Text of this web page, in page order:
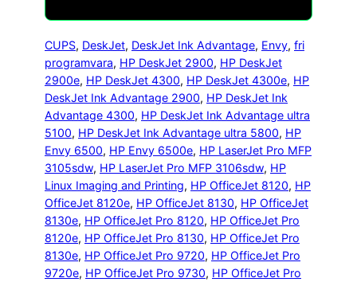
CUPS, DeskJet, DeskJet Ink Advantage, Envy, fri
programvara, HP DeskJet 2900, HP DeskJet
2900e, HP DeskJet 4300, HP DeskJet 4300e, HP
DeskJet Ink Advantage 2900, HP DeskJet Ink
Advantage 4300, HP DeskJet Ink Advantage ultra
5100, HP DeskJet Ink Advantage ultra 5800, HP
Envy 6500, HP Envy 6500e, HP LaserJet Pro MFP
3105sdw, HP LaserJet Pro MFP 3106sdw, HP
Linux Imaging and Printing, HP OfficeJet 8120, HP
OfficeJet 8120e, HP OfficeJet 8130, HP OfficeJet
8130e, HP OfficeJet Pro 8120, HP OfficeJet Pro
8120e, HP OfficeJet Pro 8130, HP OfficeJet Pro
8130e, HP OfficeJet Pro 9720, HP OfficeJet Pro
9720e, HP OfficeJet Pro 9730, HP OfficeJet Pro